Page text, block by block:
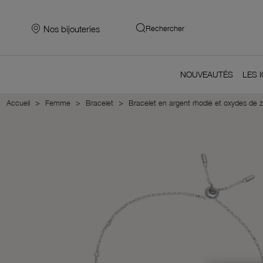
Nos bijouteries Rechercher
NOUVEAUTÉS LES
Accueil Femme Bracelet Bracelet en argent rhodié et oxydes de